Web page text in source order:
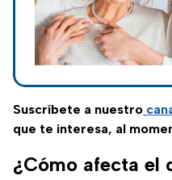
Suscríbete a nuestro
que te interesa, al
¿Cómo afecta el